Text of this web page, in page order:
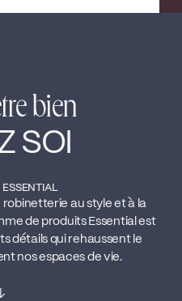
bien
SOI
robinetterie au style et à la
de produits Essential est
détails qui rehaussent le
nos espaces de vie.